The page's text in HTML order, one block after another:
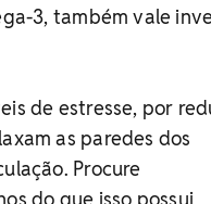
3, também vale
de estresse, por
as paredes dos
Procure